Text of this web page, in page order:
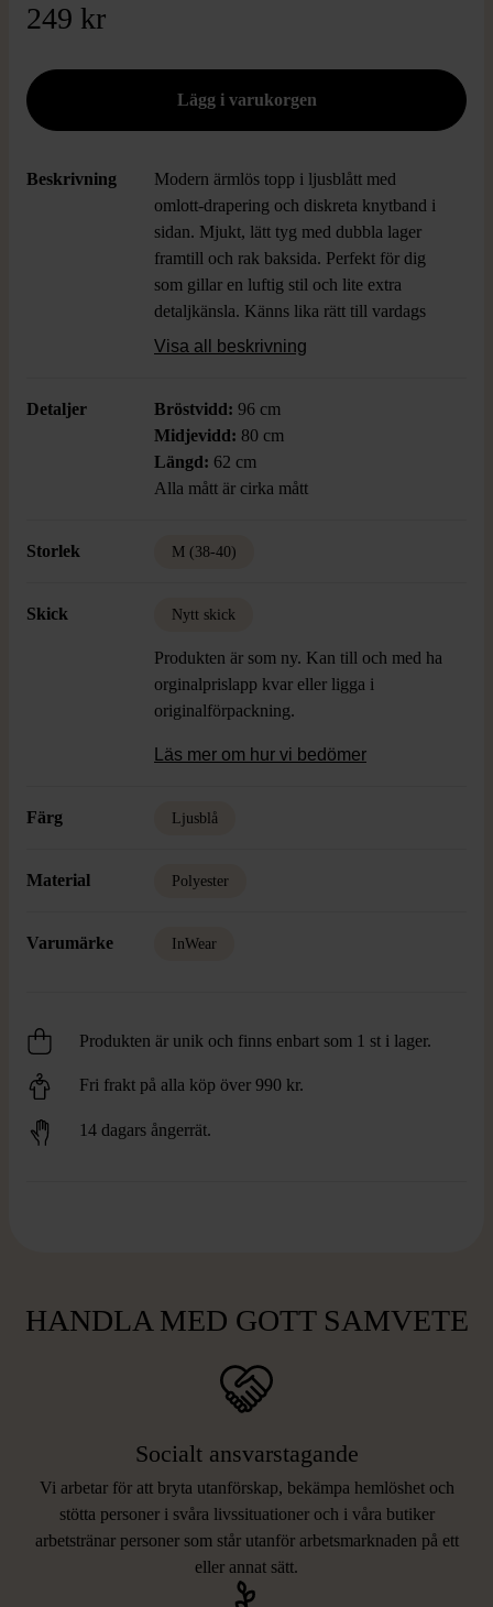
249 kr
Beskrivning
Modern ärmlös topp i ljusblått med
omlott-drapering och diskreta knytband i
sidan. Mjukt, lätt tyg med dubbla lager
framtill och rak baksida. Perfekt för dig
som gillar en luftig stil och lite extra
detaljkänsla. Känns lika rätt till vardags
som till fest.
Visa all beskrivning
Detaljer Bröstvidd: 96 cm
Midjevidd: 80 cm
Längd: 62 cm
Alla mått är cirka mått
Storlek M (38-40)
Skick Nytt skick
Produkten är som ny. Kan till och med ha
orginalprislapp kvar eller ligga i
originalförpackning.
Läs mer om hur vi bedömer
Färg Ljusblå
Material Polyester
Varumärke InWear
Produkten är unik och finns enbart som 1 st i lager.
Fri frakt på alla köp över 990 kr.
14 dagars ångerrät.
HANDLA MED GOTT SAMVETE
Socialt ansvarstagande
Vi arbetar för att bryta utanförskap, bekämpa hemlöshet och
stötta personer i svåra livssituationer och i våra butiker
arbetstränar personer som står utanför arbetsmarknaden på ett
eller annat sätt.